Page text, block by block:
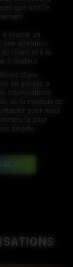
que soit le
à fournir un
une attention
client et à la
à chaleur.
d'une
en pompe à
interventions
ou la marque de
pour nous
là pour
projets.
21